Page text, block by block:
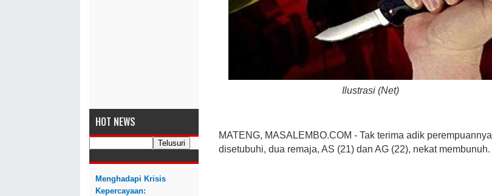
HOT NEWS
Menghadapi Krisis
Kepercayaan:
Ilustrasi (Net)
MATENG, MASALEMBO.COM - Tak terima adik perempuannya
disetubuhi, dua remaja, AS (21) dan AG (22), nekat membunuh.